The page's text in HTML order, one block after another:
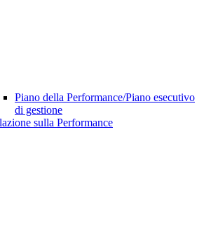
Piano della Performance/Piano esecutivo
di gestione
sulla Performance